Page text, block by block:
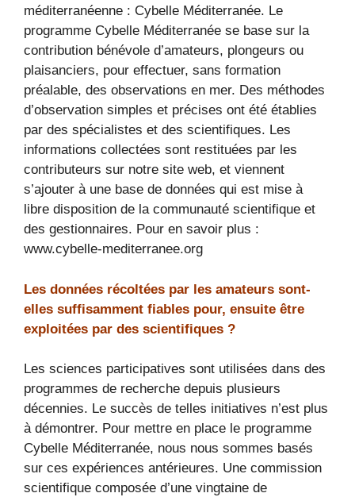
méditerranéenne : Cybelle Méditerranée. Le
programme Cybelle Méditerranée se base sur la
contribution bénévole d’amateurs, plongeurs ou
plaisanciers, pour effectuer, sans formation
préalable, des observations en mer. Des méthodes
d’observation simples et précises ont été établies
par des spécialistes et des scientifiques. Les
informations collectées sont restituées par les
contributeurs sur notre site web, et viennent
s’ajouter à une base de données qui est mise à
libre disposition de la communauté scientifique et
des gestionnaires. Pour en savoir plus :
www.cybelle-mediterranee.org
Les données récoltées par les amateurs sont-
elles suffisamment fiables pour, ensuite être
exploitées par des scientifiques ?
Les sciences participatives sont utilisées dans des
programmes de recherche depuis plusieurs
décennies. Le succès de telles initiatives n’est plus
à démontrer. Pour mettre en place le programme
Cybelle Méditerranée, nous nous sommes basés
sur ces expériences antérieures. Une commission
scientifique composée d’une vingtaine de